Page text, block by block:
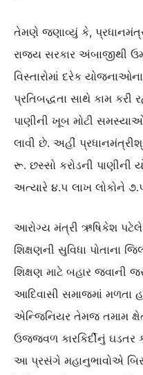
તેમણે જણાવ્યું કે, પ્રધાનમંત્રી
રાજ્ય સરકાર અંબાજીથી
વિસ્તારોમાં દરેક
પ્રતિબદ્ધતા સાથે કામ કરી
પાણીની ખૂબ મોટી
લાવી છે. અહીં
રૂ. છસ્સો કરોડની
અત્યારે ૪.૫ લાખ લોકોને
આરોગ્ય મંત્રી ઋષિકેશ પટેલે
શિક્ષણની સુવિધા પોતાના
શિક્ષણ માટે બહાર જવાની
આદિવાસી સમાજમાં મળતા
એન્જિનિયર તેમજ તમામ
ઉજ્જવળ કારકિર્દીનું
આ પ્રસંગે મહાનુભાવોએ